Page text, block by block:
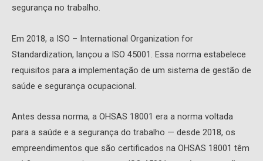
segurança no trabalho.
Em 2018, a ISO – International Organization for
Standardization, lançou a ISO 45001. Essa norma estabelece
requisitos para a implementação de um sistema de gestão de
saúde e segurança ocupacional.
Antes dessa norma, a OHSAS 18001 era a norma voltada
para a saúde e a segurança do trabalho — desde 2018, os
empreendimentos que são certificados na OHSAS 18001 têm